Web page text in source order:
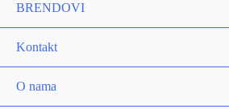
BRENDOVI
Kontakt
O nama